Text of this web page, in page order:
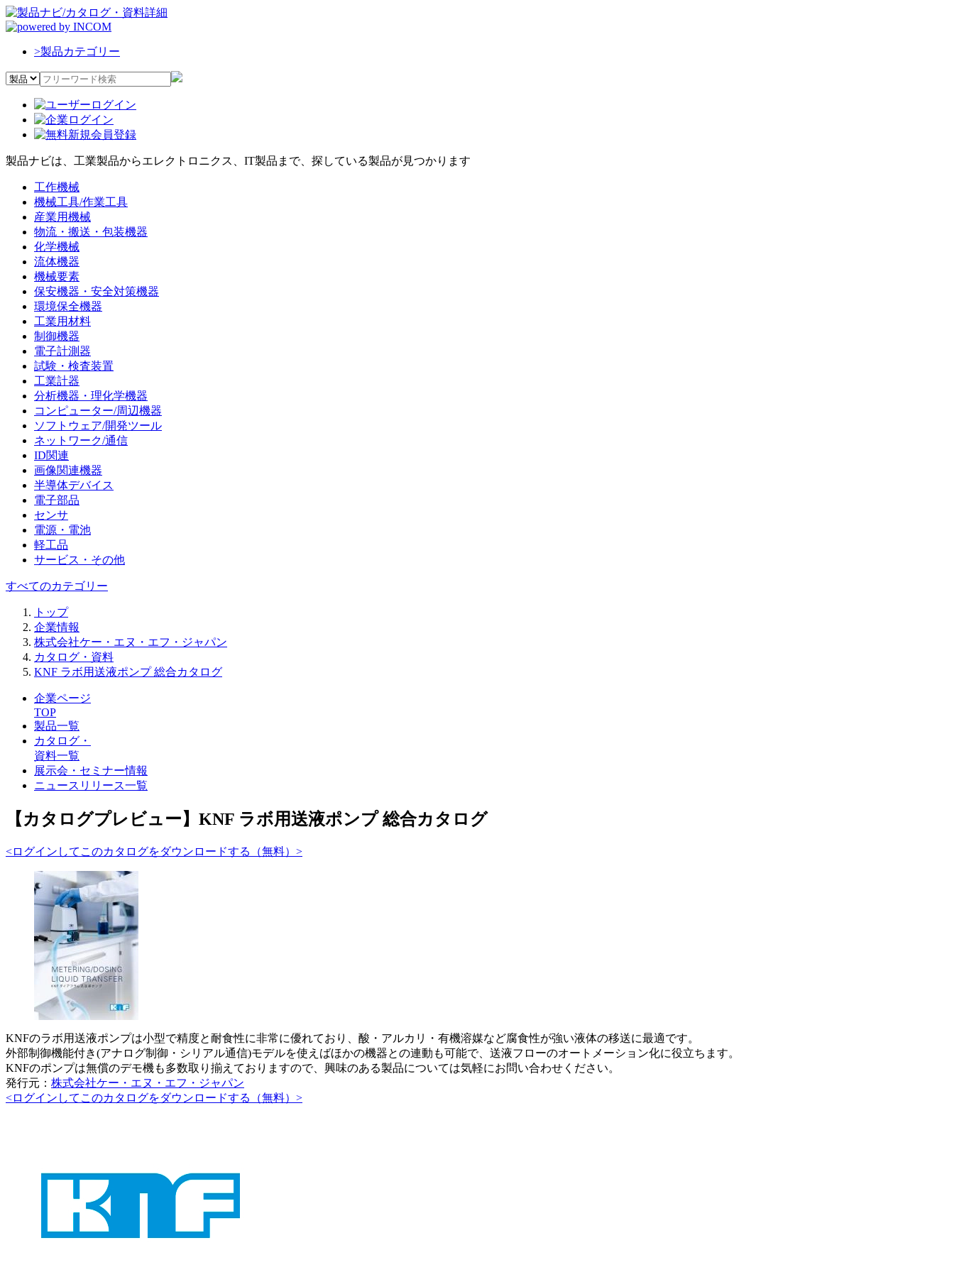
>製品カテゴリー
製品ナビは、工業製品からエレクトロニクス、IT製品まで、探している製品が見つかります
工作機械
機械工具/作業工具
産業用機械
物流・搬送・包装機器
化学機械
流体機器
機械要素
保安機器・安全対策機器
環境保全機器
工業用材料
制御機器
電子計測器
試験・検査装置
工業計器
分析機器・理化学機器
コンピューター/周辺機器
ソフトウェア/開発ツール
ネットワーク/通信
ID関連
画像関連機器
半導体デバイス
電子部品
センサ
電源・電池
軽工品
サービス・その他
すべてのカテゴリー
トップ
企業情報
株式会社ケー・エヌ・エフ・ジャパン
カタログ・資料
KNF ラボ用送液ポンプ 総合カタログ
企業ページ
TOP
製品一覧
カタログ・
資料一覧
展示会・セミナー情報
ニュースリリース一覧
【カタログプレビュー】KNF ラボ用送液ポンプ 総合カタログ
<ログインしてこのカタログをダウンロードする（無料）>
KNFのラボ用送液ポンプは小型で精度と耐食性に非常に優れており、酸・アルカリ・有機溶媒など腐食性が強い液体の移送に最適です。
外部制御機能付き(アナログ制御・シリアル通信)モデルを使えばほかの機器との連動も可能で、送液フローのオートメーション化に役立ちます。
KNFのポンプは無償のデモ機も多数取り揃えておりますので、興味のある製品については気軽にお問い合わせください。
発行元： 株式会社ケー・エヌ・エフ・ジャパン
<ログインしてこのカタログをダウンロードする（無料）>